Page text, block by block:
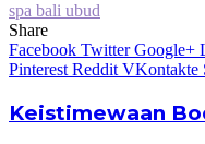
spa bali ubud
Share
Facebook Twitter Google+
Pinterest Reddit VKontakte
Keistimewaan